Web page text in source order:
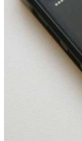
Сладкий
парке прошёл
Волгоградские
заключены